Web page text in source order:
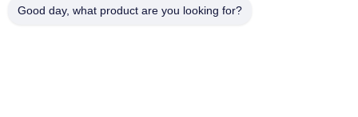
Hongshan Economic Development Zone, Wuxi City, Jiangsu
Good day, what product are you looking for?